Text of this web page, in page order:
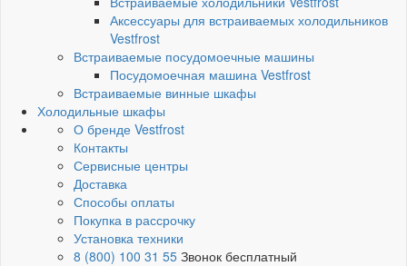
Аксессуары для встраиваемых холодильников
Vestfrost
Встраиваемые посудомоечные машины
Посудомоечная машина Vestfrost
Встраиваемые винные шкафы
Холодильные шкафы
О бренде Vestfrost
Контакты
Сервисные центры
Доставка
Способы оплаты
Покупка в рассрочку
Установка техники
8 (800) 100 31 55 Звонок бесплатный